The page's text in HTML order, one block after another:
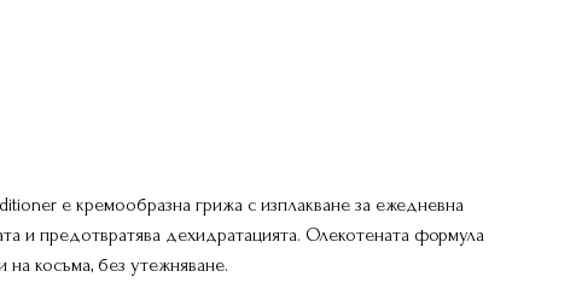
е кремообразна грижа с изплакване за ежедневна
и предотвратява дехидратацията. Олекотената формула
на косъма, без утежняване.